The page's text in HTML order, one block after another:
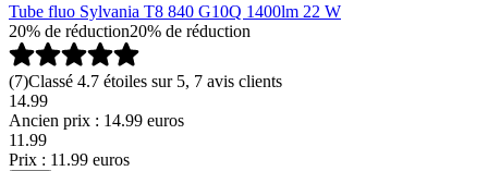
Tube fluo Sylvania T8 840 G10Q 1400lm 22 W
20% de réduction20% de réduction
(7)Classé 4.7 étoiles sur 5, 7 avis clients
14.99
Ancien prix : 14.99 euros
11 .99
Prix : 11.99 euros